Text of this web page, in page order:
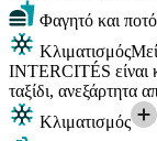
Φαγητό και ποτό
Κλιματισμός
INTERCITÉS είναι
ταξίδι, ανεξάρτητα
Κλιματισμός